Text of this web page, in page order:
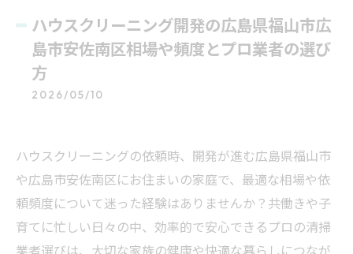
ハウスクリーニング開発の広島県福山市広
島市安佐南区相場や頻度とプロ業者の選び
方
2026/05/10
ハウスクリーニングの依頼時、開発が進む広島県福山市
や広島市安佐南区にお住まいの家庭で、最適な相場や依
頼頻度について迷った経験はありませんか？共働きや子
育てに忙しい日々の中、効率的で安心できるプロの清掃
業者選びは、大切な家族の健康や快適な暮らしにつなが